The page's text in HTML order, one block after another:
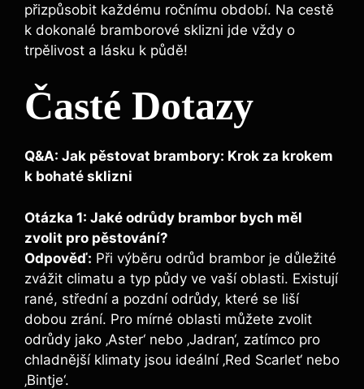
přizpůsobit každému ročnímu období. Na cestě
k dokonalé bramborové sklizni jde vždy o
trpělivost a lásku k půdě!
Časté Dotazy
Q&A: Jak pěstovat brambory: Krok za krokem
k bohaté sklizni
Otázka 1: Jaké odrůdy brambor bych měl
zvolit pro pěstování?
Odpověď: Při výběru odrůd brambor je důležité
zvážit climatu a typ půdy ve vaší oblasti. Existují
rané, střední a pozdní odrůdy, které se liší
dobou zrání. Pro mírné oblasti můžete zvolit
odrůdy jako ‚Aster‘ nebo ‚Jadran‘, zatímco pro
chladnější klimaty jsou ideální ‚Red Scarlet‘ nebo
‚Bintje‘.